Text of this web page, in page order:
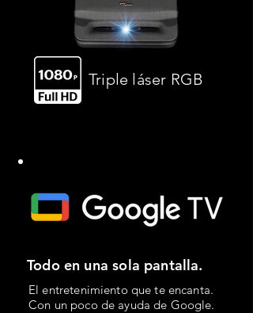
Triple láser RGB
Todo en una sola pantalla.
El entretenimiento que te encanta.
Con un poco de ayuda de Google.​​​